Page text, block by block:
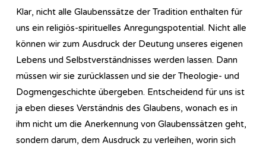
Klar, nicht alle Glaubenssätze der Tradition enthalten für
uns ein religiös-spirituelles Anregungspotential. Nicht alle
können wir zum Ausdruck der Deutung unseres eigenen
Lebens und Selbstverständnisses werden lassen. Dann
müssen wir sie zurücklassen und sie der Theologie- und
Dogmengeschichte übergeben. Entscheidend für uns ist
ja eben dieses Verständnis des Glaubens, wonach es in
ihm nicht um die Anerkennung von Glaubenssätzen geht,
sondern darum, dem Ausdruck zu verleihen, worin sich